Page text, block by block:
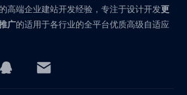
高端企业建站开发经验，专注于设计开发更
广的适用于各行业的全平台优质高级自适应